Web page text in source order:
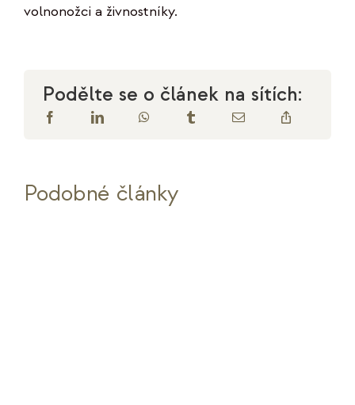
volnonožci a živnostníky.
Podělte se o článek na sítích:
Podobné články